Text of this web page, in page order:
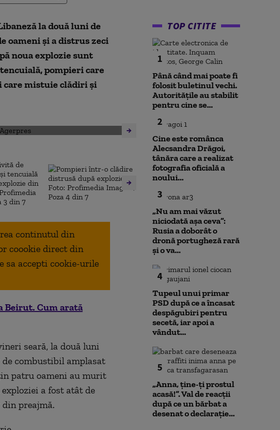
la două luni de
oameni și a distrus zeci
noua explozie sunt
pompieri care
care mistuie clădiri și
continutul din
coookie direct din
sa accepti cookie-urile
Beirut. Cum arată
seară, la două luni
combustibil amplasat
patru oameni au murit
a fost atât de
preajmă.
TOP CITITE
1
Până când mai poate fi
folosit buletinul vechi.
Autoritățile au stabilit
pentru cine se...
2
Cine este românca
Alecsandra Drăgoi,
tânăra care a realizat
fotografia oficială a
noului...
3
„Nu am mai văzut
niciodată așa ceva”:
Rusia a doborât o
dronă portugheză rară
și o va...
4
Tupeul unui primar
PSD după ce a încasat
despăgubiri pentru
secetă, iar apoi a
vândut...
5
„Anna, ţine-ţi prostul
acasă!”. Val de reacții
după ce un bărbat a
desenat o declarație...